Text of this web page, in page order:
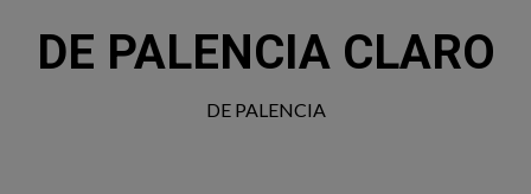
DE PALENCIA CLARO
DE PALENCIA